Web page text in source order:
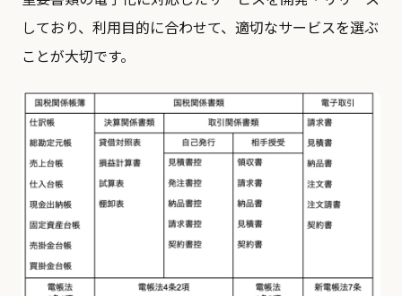
しており、利用目的に合わせて、適切なサービスを選ぶ
ことが大切です。